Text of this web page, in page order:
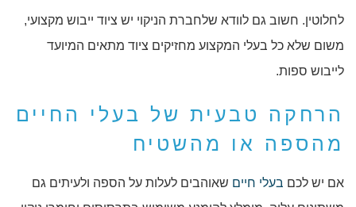
לחלוטין. חשוב גם לוודא שלחברת הניקוי יש ציוד ייבוש מקצועי,
משום שלא כל בעלי המקצוע מחזיקים ציוד מתאים המיועד
לייבוש ספות.
הרחקה טבעית של בעלי החיים
מהספה או מהשטיח
אם יש לכם בעלי חיים שאוהבים לעלות על הספה ולעיתים גם